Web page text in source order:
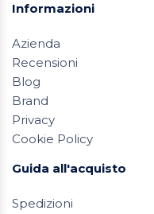
Informazioni
Azienda
Recensioni
Blog
Brand
Privacy
Cookie Policy
Guida all'acquisto
Spedizioni